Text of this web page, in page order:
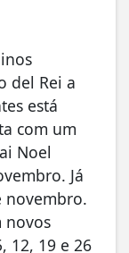
del Rei a
está
com um
Noel
Já
novembro.
novos
12, 19 e 26